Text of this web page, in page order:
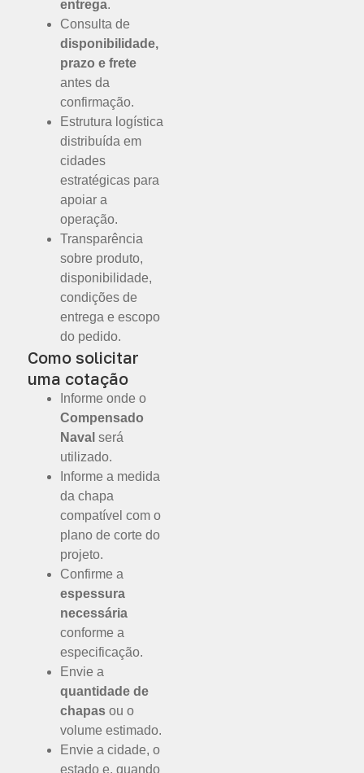
entrega.
Consulta de
disponibilidade,
prazo e frete
antes da
confirmação.
Estrutura logística
distribuída em
cidades
estratégicas para
apoiar a
operação.
Transparência
sobre produto,
disponibilidade,
condições de
entrega e escopo
do pedido.
Como solicitar
uma cotação
Informe onde o
Compensado
Naval será
utilizado.
Informe a medida
da chapa
compatível com o
plano de corte do
projeto.
Confirme a
espessura
necessária
conforme a
especificação.
Envie a
quantidade de
chapas ou o
volume estimado.
Envie a cidade, o
estado e, quando